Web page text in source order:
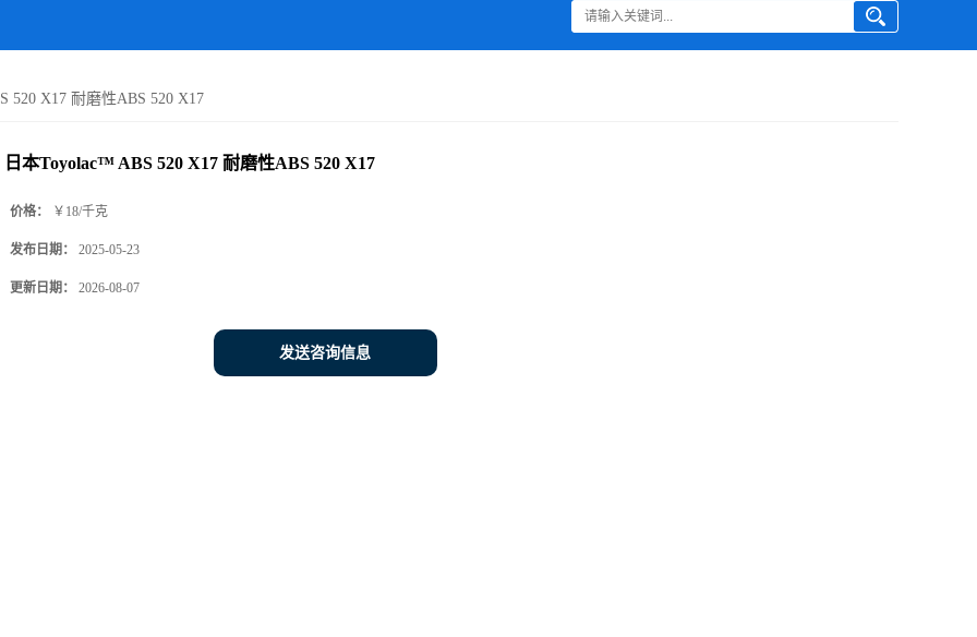
520 X17 耐磨性ABS 520 X17
日本Toyolac™ ABS 520 X17 耐磨性ABS 520 X17
价格： ￥18/千克
发布日期： 2025-05-23
更新日期： 2026-08-07
发送咨询信息